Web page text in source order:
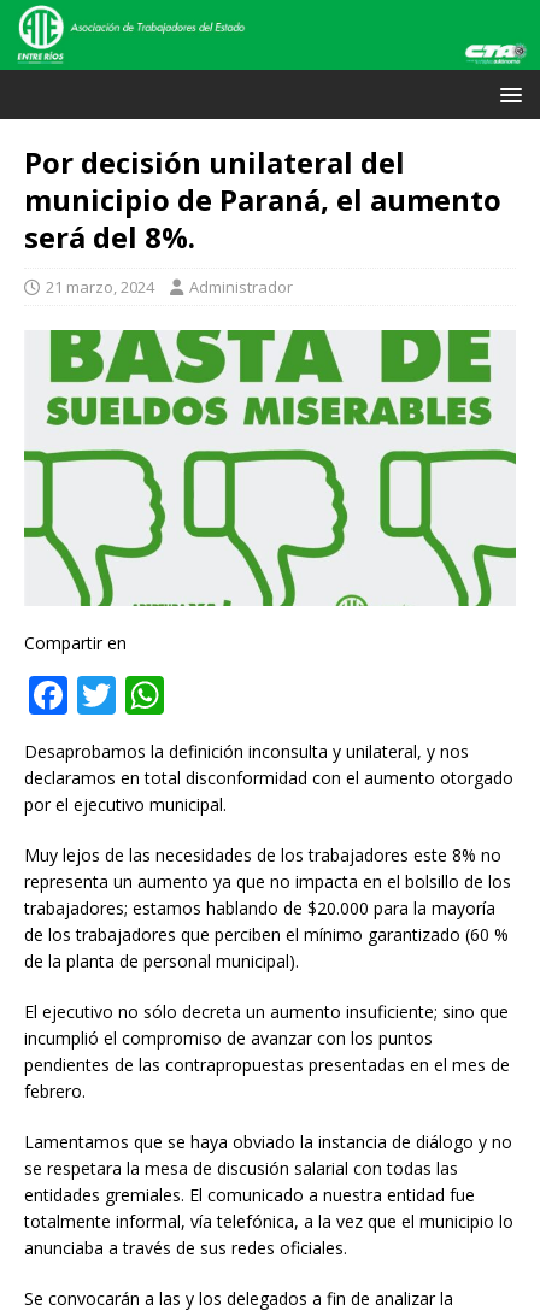
Por decisión unilateral del
municipio de Paraná, el aumento
será del 8%.
21 marzo, 2024 Administrador
Compartir en
F
c
e
b
o
o
k
T
it
te
r
h
at
s
A
p
p
Desaprobamos la definición inconsulta y unilateral, y nos
declaramos en total disconformidad con el aumento otorgado
por el ejecutivo municipal.
Muy lejos de las necesidades de los trabajadores este 8% no
representa un aumento ya que no impacta en el bolsillo de los
trabajadores; estamos hablando de $20.000 para la mayoría
de los trabajadores que perciben el mínimo garantizado (60 %
de la planta de personal municipal).
El ejecutivo no sólo decreta un aumento insuficiente; sino que
incumplió el compromiso de avanzar con los puntos
pendientes de las contrapropuestas presentadas en el mes de
febrero.
Lamentamos que se haya obviado la instancia de diálogo y no
se respetara la mesa de discusión salarial con todas las
entidades gremiales. El comunicado a nuestra entidad fue
totalmente informal, vía telefónica, a la vez que el municipio lo
anunciaba a través de sus redes oficiales.
Se convocarán a las y los delegados a fin de analizar la